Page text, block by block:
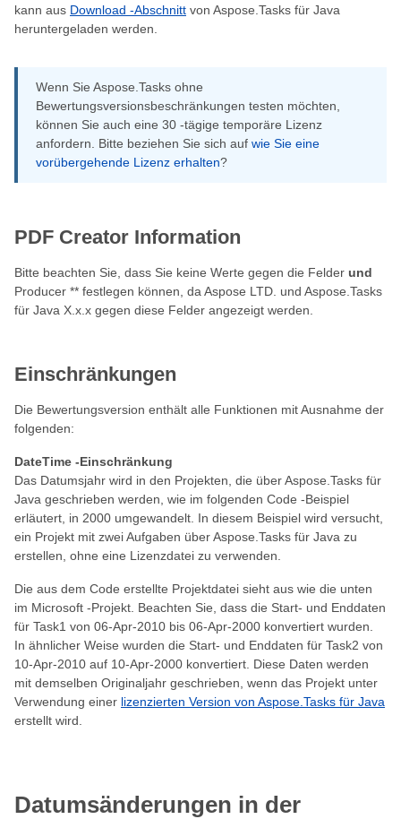
kann aus Download -Abschnitt von Aspose.Tasks für Java
heruntergeladen werden.
Wenn Sie Aspose.Tasks ohne
Bewertungsversionsbeschränkungen testen möchten,
können Sie auch eine 30 -tägige temporäre Lizenz
anfordern. Bitte beziehen Sie sich auf wie Sie eine
vorübergehende Lizenz erhalten?
PDF Creator Information
Bitte beachten Sie, dass Sie keine Werte gegen die Felder und
Producer ** festlegen können, da Aspose LTD. und Aspose.Tasks
für Java X.x.x gegen diese Felder angezeigt werden.
Einschränkungen
Die Bewertungsversion enthält alle Funktionen mit Ausnahme der
folgenden:
DateTime -Einschränkung
Das Datumsjahr wird in den Projekten, die über Aspose.Tasks für
Java geschrieben werden, wie im folgenden Code -Beispiel
erläutert, in 2000 umgewandelt. In diesem Beispiel wird versucht,
ein Projekt mit zwei Aufgaben über Aspose.Tasks für Java zu
erstellen, ohne eine Lizenzdatei zu verwenden.
Die aus dem Code erstellte Projektdatei sieht aus wie die unten
im Microsoft -Projekt. Beachten Sie, dass die Start- und Enddaten
für Task1 von 06-Apr-2010 bis 06-Apr-2000 konvertiert wurden.
In ähnlicher Weise wurden die Start- und Enddaten für Task2 von
10-Apr-2010 auf 10-Apr-2000 konvertiert. Diese Daten werden
mit demselben Originaljahr geschrieben, wenn das Projekt unter
Verwendung einer lizenzierten Version von Aspose.Tasks für Java
erstellt wird.
Datumsänderungen in der